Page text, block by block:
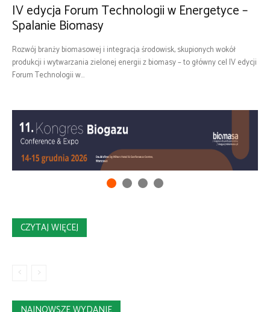
IV edycja Forum Technologii w Energetyce –
Spalanie Biomasy
Rozwój branży biomasowej i integracja środowisk, skupionych wokół
produkcji i wytwarzania zielonej energii z biomasy – to główny cel IV edycji
Forum Technologii w...
CZYTAJ WIĘCEJ